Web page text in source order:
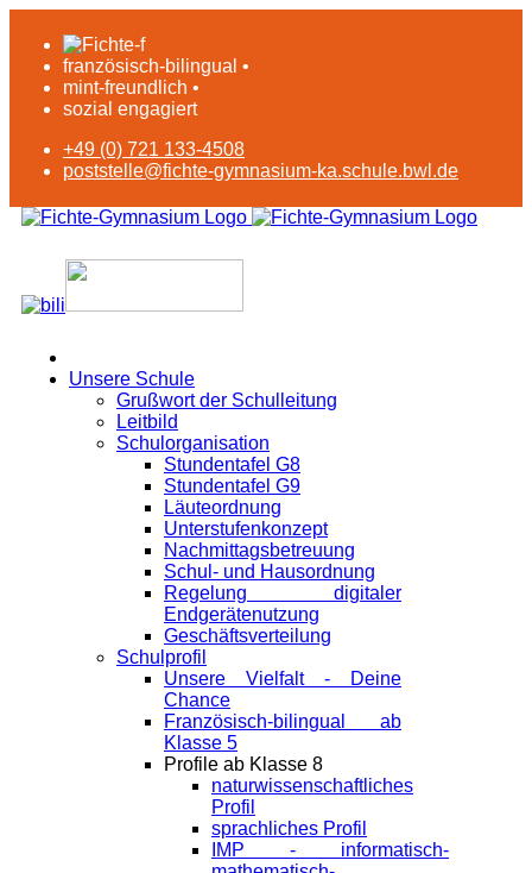
französisch-bilingual •
mint-freundlich •
sozial engagiert
+49 (0) 721 133-4508
poststelle@fichte-gymnasium-ka.schule.bwl.de
Unsere Schule
Grußwort der Schulleitung
Leitbild
Schulorganisation
Stundentafel G8
Stundentafel G9
Läuteordnung
Unterstufenkonzept
Nachmittagsbetreuung
Schul- und Hausordnung
Regelung digitaler
Endgeräte­nutzung
Geschäftsverteilung
Schulprofil
Unsere Vielfalt - Deine
Chance
Französisch-bilingual ab
Klasse 5
Profile ab Klasse 8
naturwissenschaftliches
Profil
sprachliches Profil
IMP - informatisch-